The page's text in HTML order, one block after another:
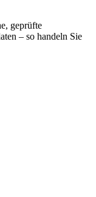
geprüfte
– so handeln Sie